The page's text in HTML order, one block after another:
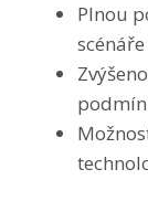
Plnou
scénáře